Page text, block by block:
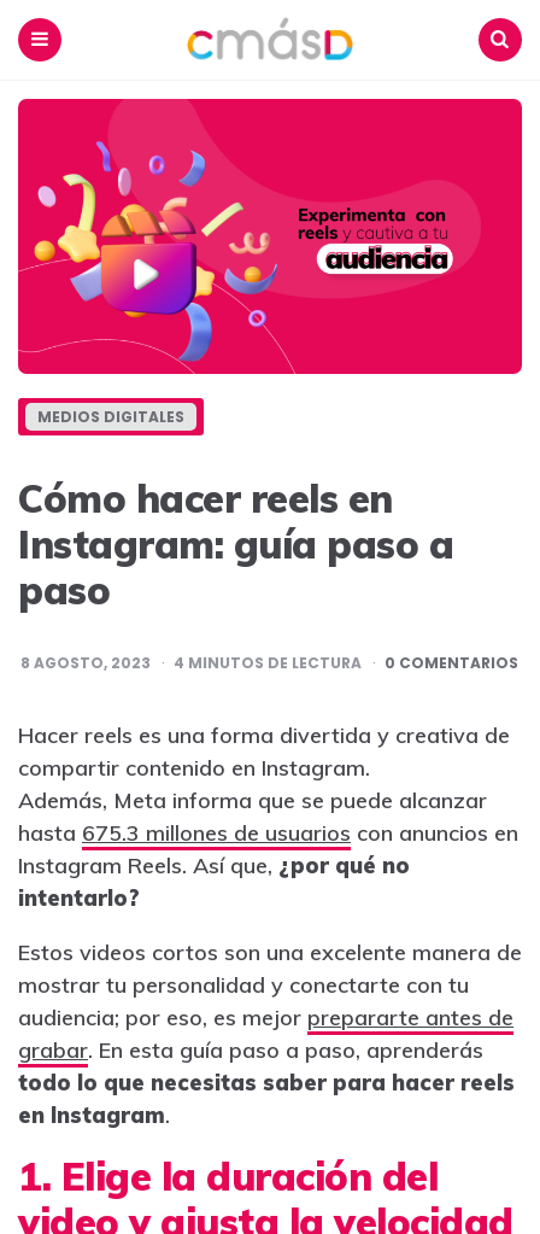
MEDIOS DIGITALES
Cómo hacer reels en
Instagram: guía paso a
paso
8 AGOSTO, 2023 4 MINUTOS DE LECTURA 0 COMENTARIOS
Hacer reels es una forma divertida y creativa de
compartir contenido en Instagram.
Además, Meta informa que se puede alcanzar
hasta 675.3 millones de usuarios con anuncios en
Instagram Reels. Así que, ¿por qué no
intentarlo?
Estos videos cortos son una excelente manera de
mostrar tu personalidad y conectarte con tu
audiencia; por eso, es mejor prepararte antes de
grabar. En esta guía paso a paso, aprenderás
todo lo que necesitas saber para hacer reels
en Instagram.
1. Elige la duración del
video y ajusta la velocidad